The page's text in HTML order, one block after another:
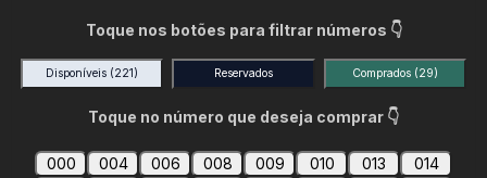
Toque nos botões para filtrar números 👇
Disponíveis (221) Reservados Comprados (29)
Toque no número que deseja comprar 👇
000 004 006 008 009 010 013
014